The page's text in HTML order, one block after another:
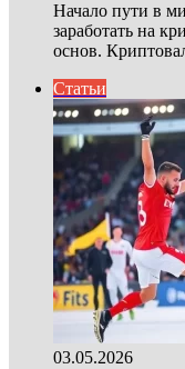
Начало пути в
заработать на
основ.
Статьи
03.05.2026